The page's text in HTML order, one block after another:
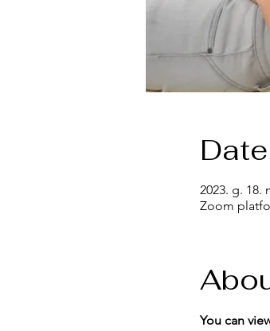
2023. g. 18.
Zoom
You can